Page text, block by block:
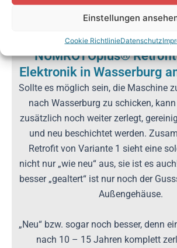
Einstellungen
Cookie RichtlinieDatenschutz
NUMROTOplus® Retrofit
Elektronik in Wasserburg
Sollte es möglich sein, die Maschine
nach Wasserburg zu schicken,
zusätzlich noch weiter zerlegt,
und neu beschichtet werden.
Retrofit von Variante 1 sieht eine
nicht nur „wie neu“ aus, sie ist es
besser „gealtert“ ist nur noch der
Außengehäuse.
„Neu“ bzw. sogar noch besser, denn
nach 10 – 15 Jahren komplett